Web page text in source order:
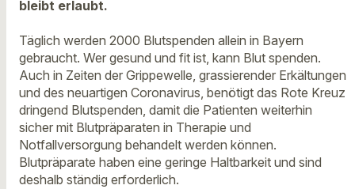
bleibt erlaubt.
Täglich werden 2000 Blutspenden allein in Bayern
gebraucht. Wer gesund und fit ist, kann Blut spenden.
Auch in Zeiten der Grippewelle, grassierender Erkältungen
und des neuartigen Coronavirus, benötigt das Rote Kreuz
dringend Blutspenden, damit die Patienten weiterhin
sicher mit Blutpräparaten in Therapie und
Notfallversorgung behandelt werden können.
Blutpräparate haben eine geringe Haltbarkeit und sind
deshalb ständig erforderlich.